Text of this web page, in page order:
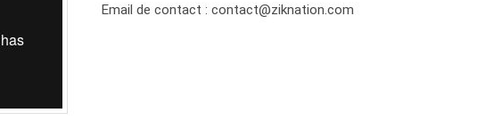
Email de contact :contact@ziknation.com